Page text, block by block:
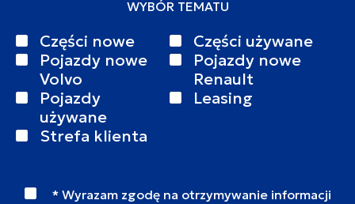
WYBÓR TEMATU
Części nowe
Części używane
Pojazdy nowe
Volvo
Pojazdy nowe
Renault
Pojazdy
używane
Leasing
Strefa klienta
* Wyrazam zgodę na otrzymywanie informacji